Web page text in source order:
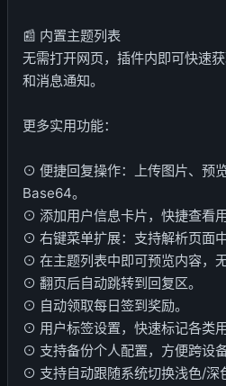
📰 内置主题列表
无需打开网页，插件内即可快速
和消息通知。
更多实用功能：
⊙ 便捷回复操作：上传图片、预
Base64。
⊙ 添加用户信息卡片，快捷查看用
⊙ 右键菜单扩展：支持解析页面
⊙ 在主题列表中即可预览内容，
⊙ 翻页后自动跳转到回复区。
⊙ 自动领取每日签到奖励。
⊙ 用户标签设置，快速标记各类用
⊙ 支持备份个人配置，方便跨设
⊙ 支持自动跟随系统切换浅色/深